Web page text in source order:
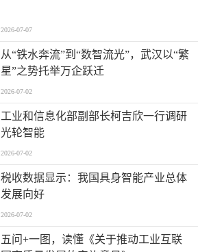
2026-07-07
从“铁水奔流”到“数智流光”，武汉以“繁
星”之势托举万企跃迁
2026-07-02
工业和信息化部副部长柯吉欣一行调研
光轮智能
2026-07-02
税收数据显示：我国具身智能产业总体
发展向好
2026-07-02
五问+一图，读懂《关于推动工业互联